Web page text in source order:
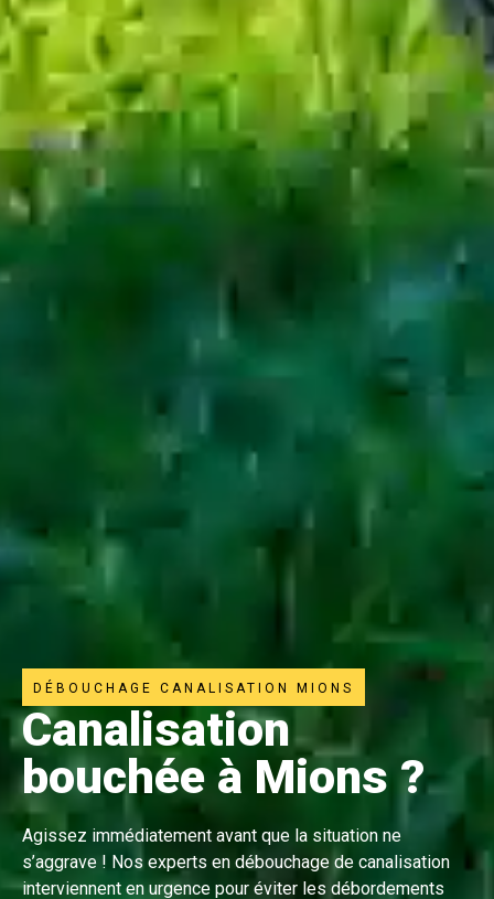
DÉBOUCHAGE CANALISATION MIONS
Canalisation
bouchée à Mions ?
Agissez immédiatement avant que la situation ne
s’aggrave ! Nos experts en débouchage de canalisation
interviennent en urgence pour éviter les débordements